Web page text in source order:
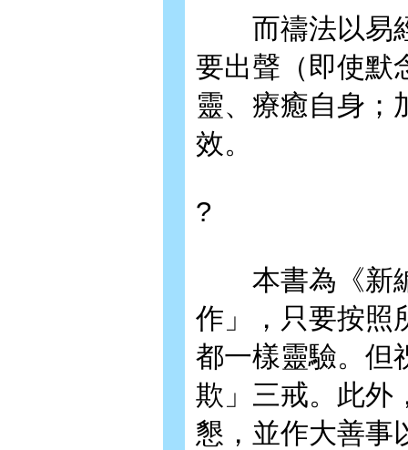
而禱法以易經
要出聲（即使默
靈、療癒自身；
效。
?
本書為《新編
作」，只要按照
都一樣靈驗。但
欺」三戒。此外
懇，並作大善事